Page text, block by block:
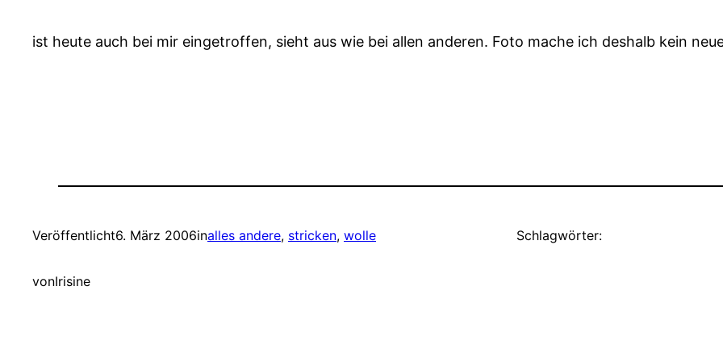
ist heute auch bei mir eingetroffen, sieht aus wie bei allen anderen. Foto mache ich deshalb kein
Veröffentlicht6. März 2006inalles andere, stricken, wolle
vonIrisine
Schlagwörter: